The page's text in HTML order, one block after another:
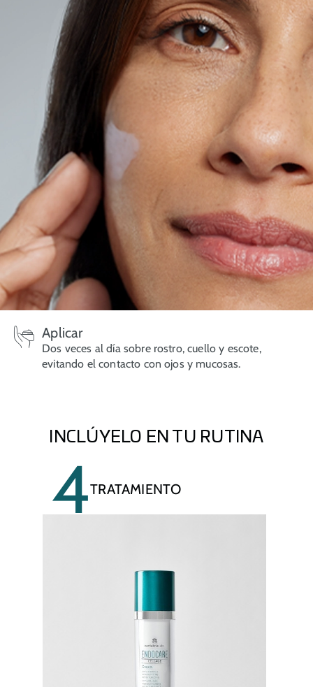
Aplicar
Dos veces al día sobre rostro, cuello y escote,
evitando el contacto con ojos y mucosas.
INCLÚYELO EN TU RUTINA
4TRATAMIENTO